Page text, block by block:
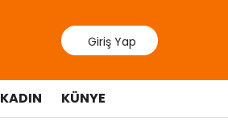
Giriş Yap
KADIN KÜNYE